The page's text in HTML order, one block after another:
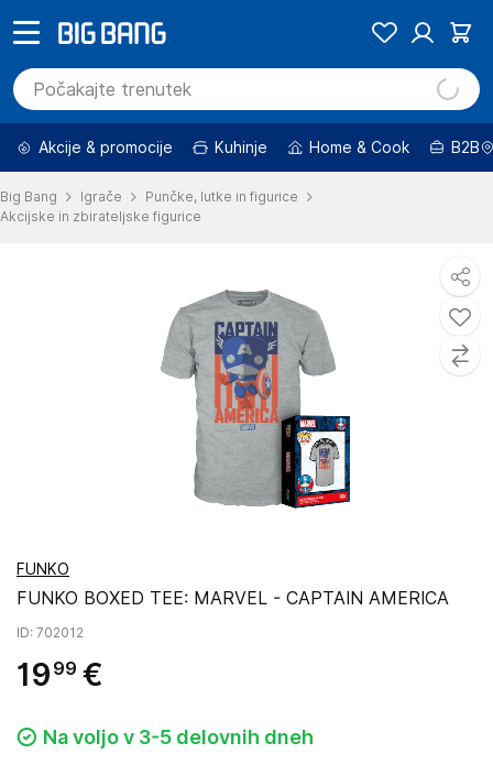
Akcije & promocije Kuhinje Home & Cook B2B
Big Bang Igrače
Punčke, lutke in figurice
Akcijske in zbirateljske figurice
FUNKO
FUNKO BOXED TEE: MARVEL - CAPTAIN AMERICA
ID: 702012
19 99 €
Na voljo v 3-5 delovnih dneh